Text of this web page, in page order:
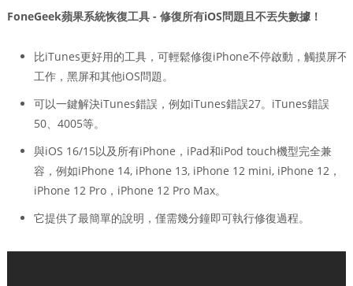
FoneGeek蘋果系統恢復工具 - 修復所有iOS問題且不丟失數據！
比iTunes更好用的工具，可輕鬆修復iPhone不停啟動，觸摸屏不
工作，黑屏和其他iOS問題。
可以一鍵解決iTunes錯誤，例如iTunes錯誤27。iTunes錯誤
50、4005等。
與iOS 16/15以及所有iPhone，iPad和iPod touch機型完全兼
容，例如iPhone 14, iPhone 13, iPhone 12 mini, iPhone 12，
iPhone 12 Pro，iPhone 12 Pro Max。
它提供了最簡單的說明，僅需幾分鐘即可執行修復過程。